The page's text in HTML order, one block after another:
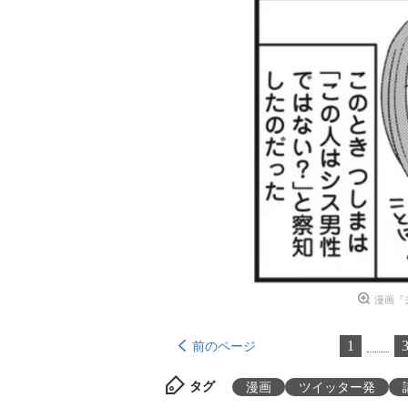
漫画『
前のページ 1 3
タグ 漫画 ツイッター発